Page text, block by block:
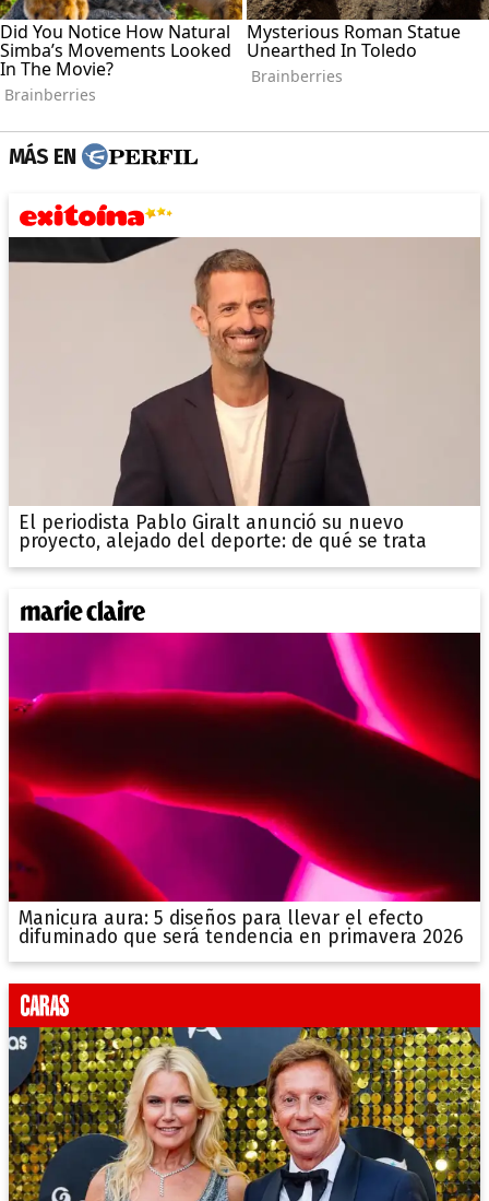
MÁS EN
El periodista Pablo Giralt anunció su nuevo
proyecto, alejado del deporte: de qué se trata
Manicura aura: 5 diseños para llevar el efecto
difuminado que será tendencia en primavera 2026